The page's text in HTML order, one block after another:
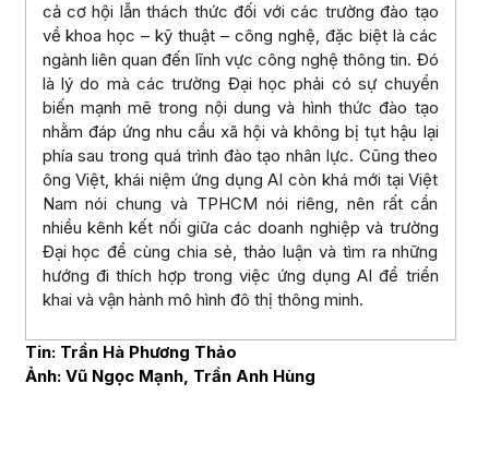
cả cơ hội lẫn thách thức đối với các trường đào tạo
về khoa học – kỹ thuật – công nghệ, đặc biệt là các
ngành liên quan đến lĩnh vực công nghệ thông tin. Đó
là lý do mà các trường Đại học phải có sự chuyển
biến mạnh mẽ trong nội dung và hình thức đào tạo
nhằm đáp ứng nhu cầu xã hội và không bị tụt hậu lại
phía sau trong quá trình đào tạo nhân lực. Cũng theo
ông Việt, khái niệm ứng dụng AI còn khá mới tại Việt
Nam nói chung và TPHCM nói riêng, nên rất cần
nhiều kênh kết nối giữa các doanh nghiệp và trường
Đại học để cùng chia sẻ, thảo luận và tìm ra những
hướng đi thích hợp trong việc ứng dụng AI để triển
khai và vận hành mô hình đô thị thông minh.
Tin: Trần Hà Phương Thảo
Ảnh: Vũ Ngọc Mạnh, Trần Anh Hùng